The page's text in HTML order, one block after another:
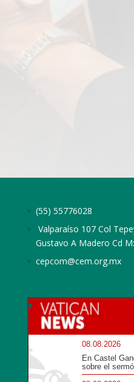
(55) 55776028
Valparaíso 107 Col
Gustavo A Madero Cd
cepcom@cem.org.mx
08.08.2026
En Castel
sobre el